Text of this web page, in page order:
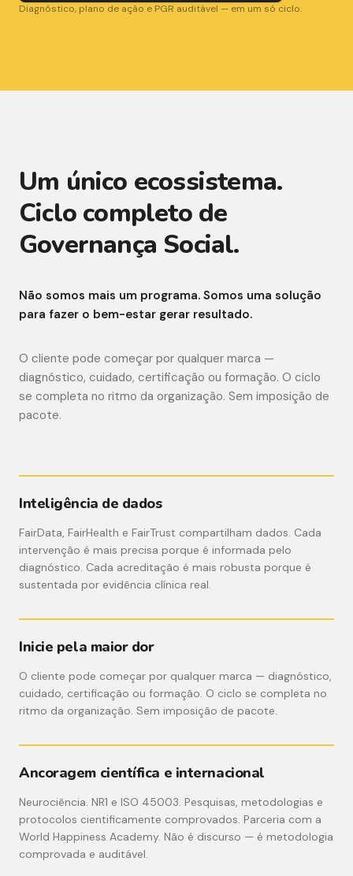
Diagnóstico, plano de ação e PGR auditável — em um só ciclo.
Um único ecossistema.
Ciclo completo de
Governança Social.
Não somos mais um programa. Somos uma solução
para fazer o bem-estar gerar resultado.
O cliente pode começar por qualquer marca —
diagnóstico, cuidado, certificação ou formação. O ciclo
se completa no ritmo da organização. Sem imposição de
pacote.
Inteligência de dados
FairData, FairHealth e FairTrust compartilham dados. Cada
intervenção é mais precisa porque é informada pelo
diagnóstico. Cada acreditação é mais robusta porque é
sustentada por evidência clínica real.
Inicie pela maior dor
O cliente pode começar por qualquer marca — diagnóstico,
cuidado, certificação ou formação. O ciclo se completa no
ritmo da organização. Sem imposição de pacote.
Ancoragem científica e internacional
Neurociência. NR1 e ISO 45003. Pesquisas, metodologias e
protocolos cientificamente comprovados. Parceria com a
World Happiness Academy. Não é discurso — é metodologia
comprovada e auditável.